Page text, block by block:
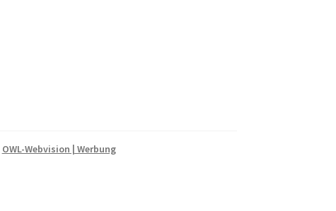
OWL-Webvision | Werbung